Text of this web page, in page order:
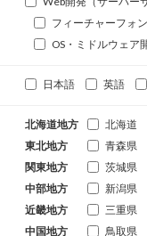
フィーチャーフォ
OS・ミドルウェア
日本語 英語
北海道地方
北海道
東北地方
青森県
関東地方
茨城県
中部地方
新潟県
近畿地方
三重県
中国地方
鳥取県